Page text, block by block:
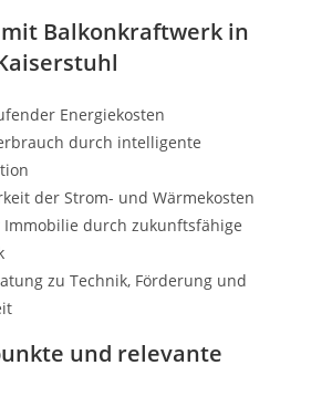
Balkonkraftwerk in
Energiekosten
durch intelligente
der Strom- und Wärmekosten
durch zukunftsfähige
zu Technik, Förderung und
und relevante